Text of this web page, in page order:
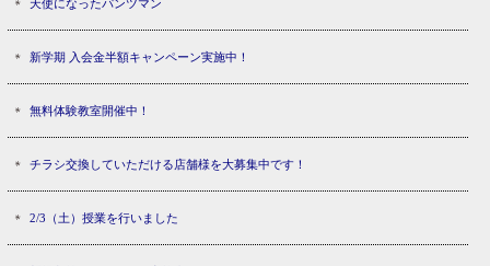
天使になったパンツマン
新学期 入会金半額キャンペーン実施中！
無料体験教室開催中！
チラシ交換していただける店舗様を大募集中です！
2/3（土）授業を行いました